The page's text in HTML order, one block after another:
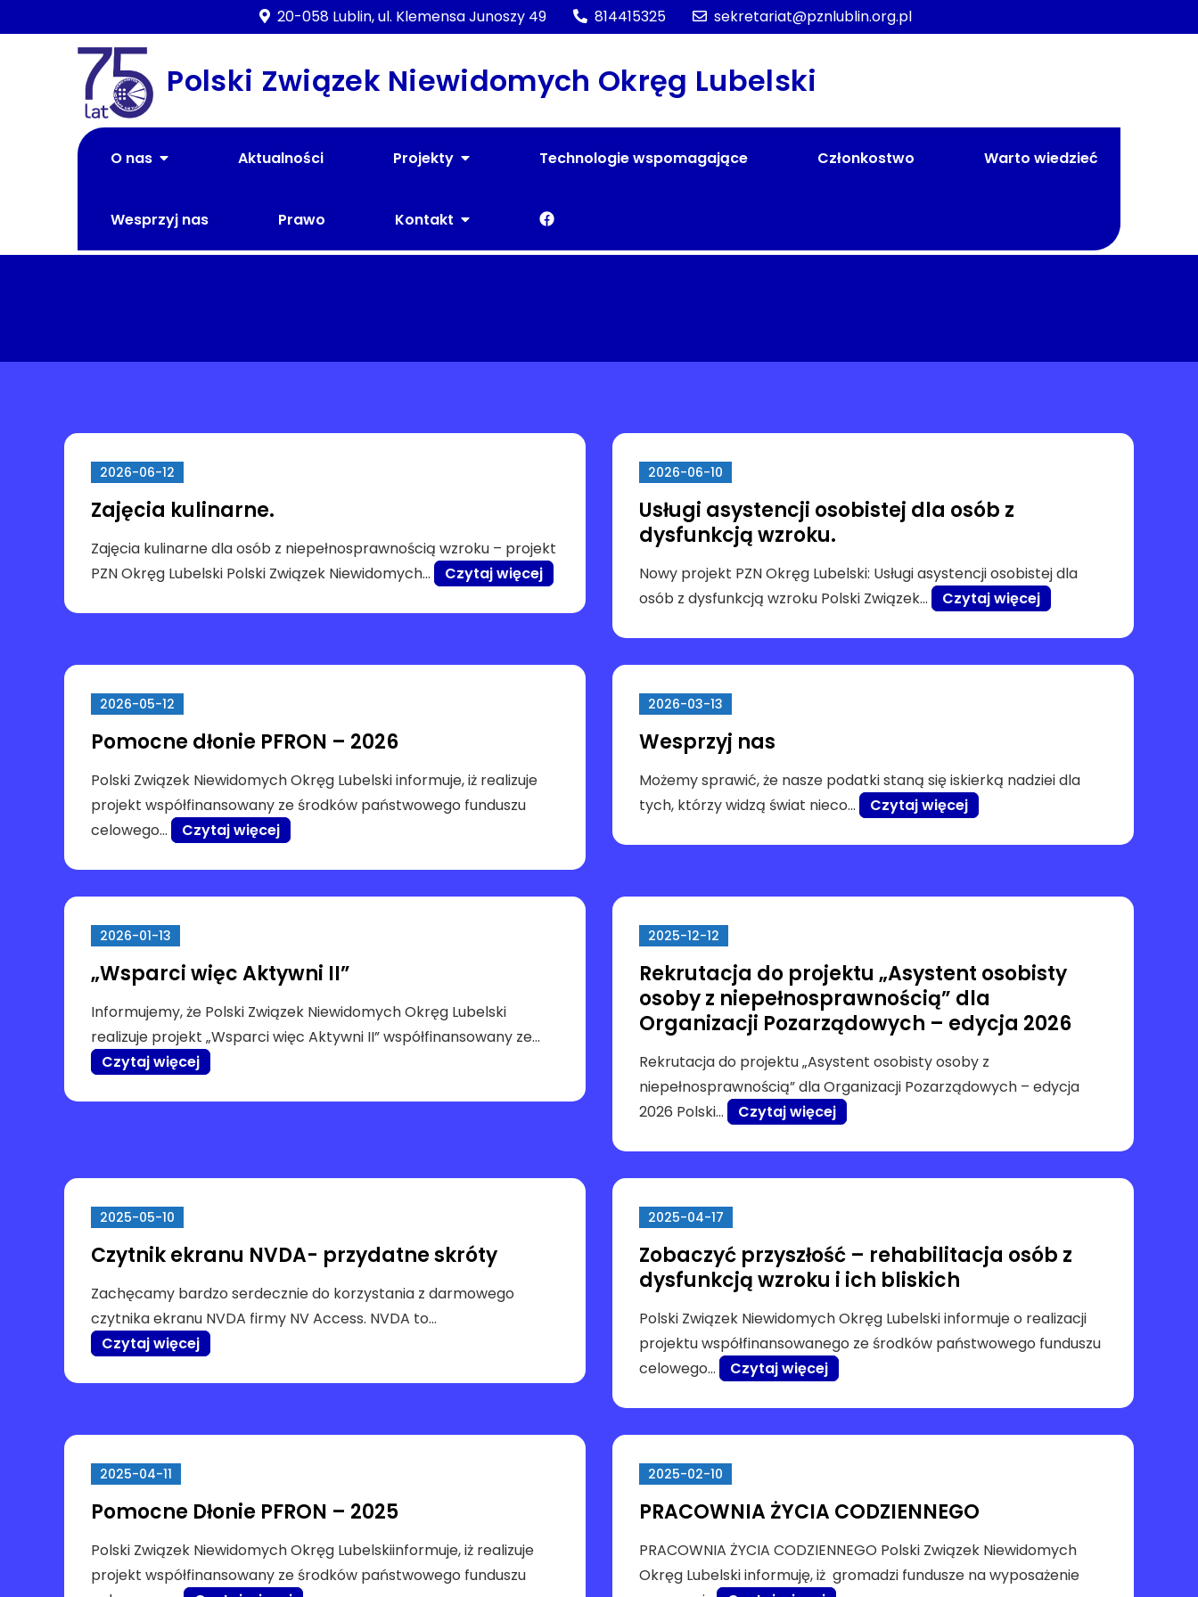
to
20-058 Lublin, ul. Klemensa Junoszy 49 814415325 sekretariat@pznlublin.org.pl
Polski Związek Niewidomych Okręg Lubelski
O nas Aktualności Projekty Technologie wspomagające Członkostwo Warto wiedzieć
Wesprzyj nas Prawo Kontakt
F
o
e
r
s
ę
a
r
2026-06-12
Zajęcia kulinarne.
Zajęcia kulinarne dla osób z niepełnosprawnością wzroku – projekt
PZN Okręg Lubelski Polski Związek Niewidomych…
Czytaj więcej
2026-06-10
Usługi asystencji osobistej dla osób z
dysfunkcją wzroku.
Nowy projekt PZN Okręg Lubelski: Usługi asystencji osobistej dla
osób z dysfunkcją wzroku Polski Związek…
Czytaj więcej
2026-05-12
Pomocne dłonie PFRON – 2026
Polski Związek Niewidomych Okręg Lubelski informuje, iż realizuje
projekt współfinansowany ze środków państwowego funduszu
celowego…
Czytaj więcej
2026-03-13
Wesprzyj nas
Możemy sprawić, że nasze podatki staną się iskierką nadziei dla
tych, którzy widzą świat nieco…
Czytaj więcej
2026-01-13
„Wsparci więc Aktywni II”
Informujemy, że Polski Związek Niewidomych Okręg Lubelski
realizuje projekt „Wsparci więc Aktywni II” współfinansowany ze…
Czytaj więcej
2025-12-12
Rekrutacja do projektu „Asystent osobisty
osoby z niepełnosprawnością” dla
Organizacji Pozarządowych – edycja 2026
Rekrutacja do projektu „Asystent osobisty osoby z
niepełnosprawnością” dla Organizacji Pozarządowych – edycja
2026 Polski…
Czytaj więcej
2025-05-10
Czytnik ekranu NVDA- przydatne skróty
Zachęcamy bardzo serdecznie do korzystania z darmowego
czytnika ekranu NVDA firmy NV Access. NVDA to…
Czytaj więcej
2025-04-17
Zobaczyć przyszłość – rehabilitacja osób z
dysfunkcją wzroku i ich bliskich
Polski Związek Niewidomych Okręg Lubelski informuje o realizacji
projektu współfinansowanego ze środków państwowego funduszu
celowego…
Czytaj więcej
2025-04-11
Pomocne Dłonie PFRON – 2025
Polski Związek Niewidomych Okręg Lubelskiinformuje, iż realizuje
projekt współfinansowany ze środków państwowego funduszu
2025-02-10
PRACOWNIA ŻYCIA CODZIENNEGO
PRACOWNIA ŻYCIA CODZIENNEGO Polski Związek Niewidomych
Okręg Lubelski informuję, iż gromadzi fundusze na wyposażenie